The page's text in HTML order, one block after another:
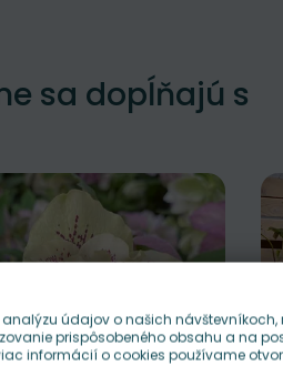
sa dopĺňajú s
údajov o našich návštevníkoch,
prispôsobeného obsahu a na
informácií o cookies používame